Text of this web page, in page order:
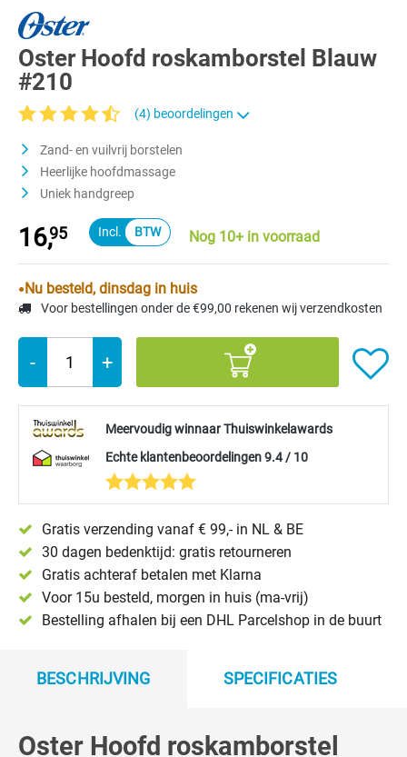
Oster Hoofd roskamborstel Blauw
#210
(4) beoordelingen
Zand- en vuilvrij borstelen
Heerlijke hoofdmassage
Uniek handgreep
16,95 Nog 10+ in voorraad
Nu besteld, dinsdag in huis
Voor bestellingen onder de €99,00 rekenen wij verzendkosten
- +
Meervoudig winnaar Thuiswinkelawards
Echte klantenbeoordelingen 9.4 / 10
Gratis verzending vanaf € 99,- in NL & BE
30 dagen bedenktijd: gratis retourneren
Gratis achteraf betalen met Klarna
Voor 15u besteld, morgen in huis (ma-vrij)
Bestelling afhalen bij een DHL Parcelshop in de buurt
BESCHRIJVING SPECIFICATIES
Oster Hoofd roskamborstel